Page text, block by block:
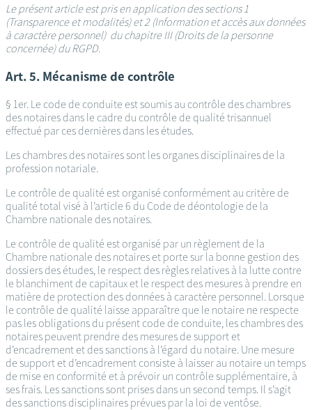
Le présent article est pris en application des sections 1
(Transparence et modalités) et 2 (Information et accès aux données
à caractère personnel) du chapitre III (Droits de la personne
concernée) du RGPD.
Art. 5. Mécanisme de contrôle
§ 1er. Le code de conduite est soumis au contrôle des chambres
des notaires dans le cadre du contrôle de qualité trisannuel
effectué par ces dernières dans les études.
Les chambres des notaires sont les organes disciplinaires de la
profession notariale.
Le contrôle de qualité est organisé conformément au critère de
qualité total visé à l’article 6 du Code de déontologie de la
Chambre nationale des notaires.
Le contrôle de qualité est organisé par un règlement de la
Chambre nationale des notaires et porte sur la bonne gestion des
dossiers des études, le respect des règles relatives à la lutte contre
le blanchiment de capitaux et le respect des mesures à prendre en
matière de protection des données à caractère personnel. Lorsque
le contrôle de qualité laisse apparaître que le notaire ne respecte
pas les obligations du présent code de conduite, les chambres des
notaires peuvent prendre des mesures de support et
d’encadrement et des sanctions à l’égard du notaire. Une mesure
de support et d’encadrement consiste à laisser au notaire un temps
de mise en conformité et à prévoir un contrôle supplémentaire, à
ses frais. Les sanctions sont prises dans un second temps. Il s’agit
des sanctions disciplinaires prévues par la loi de ventôse.